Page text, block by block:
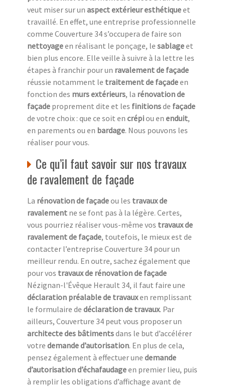
veut miser sur un aspect extérieur esthétiqueet
travaillé. En effet, une entreprise professionnelle
comme Couverture 34 s’occupera de faire son
nettoyageen réalisant le ponçage, le sablageet
bien plus encore. Elle veille à suivre à la lettre les
étapes à franchir pour un ravalement de façade
réussie notamment le traitement de façadeen
fonction des murs extérieurs, la rénovation de
façade proprement dite et les finitionsde façade
de votre choix : que ce soit en crépiou en enduit,
en parements ou en bardage. Nous pouvons les
réaliser pour vous.
Ce qu’il faut savoir sur nos travaux
de ravalement de façade
La rénovation de façadeou les travaux de
ravalement ne se font pas à la légère. Certes,
vous pourriez réaliser vous-même vos travaux de
ravalement de façade, toutefois, le mieux est de
contacter l’entreprise Couverture 34 pour un
meilleur rendu. En outre, sachez également que
pour vos travaux de rénovation de façade
Nézignan-l'Évêque Herault 34, il faut faire une
déclaration préalable de travauxen remplissant
le formulaire de déclaration de travaux. Par
ailleurs, Couverture 34 peut vous proposer un
architecte des bâtimentsdans le but d’accélérer
votre demande d’autorisation. En plus de cela,
pensez également à effectuer une demande
d’autorisation d’échafaudageen premier lieu, puis
à remplir les obligations d’affichage avant de